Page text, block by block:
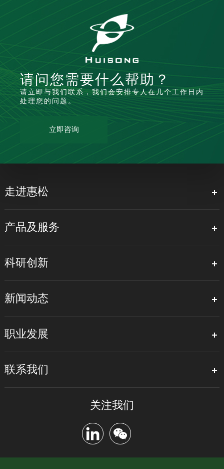
请问您需要什么帮助？
请立即与我们联系，我们会安排专人在几个工作日内
处理您的问题。
立即咨询
走进惠松
产品及服务
科研创新
新闻动态
职业发展
联系我们
关注我们